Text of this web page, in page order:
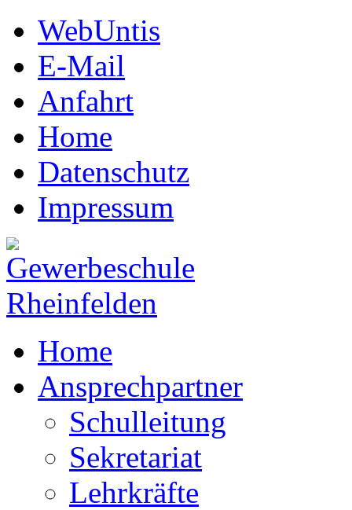
WebUntis
E-Mail
Anfahrt
Home
Datenschutz
Impressum
Home
Ansprechpartner
Schulleitung
Sekretariat
Lehrkräfte